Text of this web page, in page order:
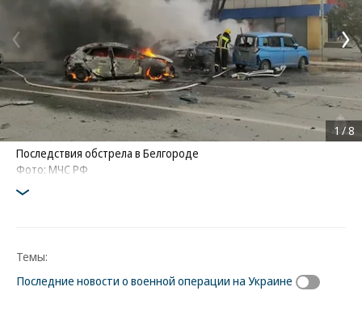
Последствия обстрела в Белгороде
Фото: МЧС РФ
1/8
Темы:
Последние новости о военной операции на Украине